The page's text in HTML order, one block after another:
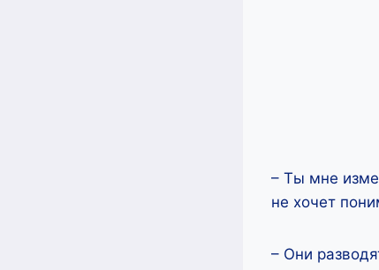
– Ты мне
не хочет
– Они